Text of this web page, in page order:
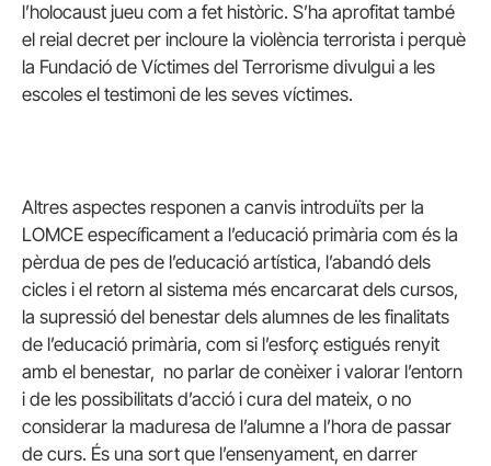
l’holocaust jueu com a fet històric. S’ha aprofitat també
el reial decret per incloure la violència terrorista i perquè
la Fundació de Víctimes del Terrorisme divulgui a les
escoles el testimoni de les seves víctimes.
Altres aspectes responen a canvis introduïts per la
LOMCE específicament a l’educació primària com és la
pèrdua de pes de l’educació artística, l’abandó dels
cicles i el retorn al sistema més encarcarat dels cursos,
la supressió del benestar dels alumnes de les finalitats
de l’educació primària, com si l’esforç estigués renyit
amb el benestar, no parlar de conèixer i valorar l’entorn
i de les possibilitats d’acció i cura del mateix, o no
considerar la maduresa de l’alumne a l’hora de passar
de curs. És una sort que l’ensenyament, en darrer